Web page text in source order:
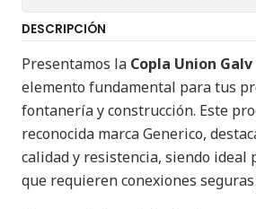
DESCRIPCIÓN
Presentamos la Copla Union
elemento fundamental para tus
fontanería y construcción. Este
reconocida marca Generico,
calidad y resistencia, siendo ideal
que requieren conexiones